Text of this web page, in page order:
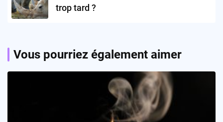
trop tard ?
Vous pourriez également aimer